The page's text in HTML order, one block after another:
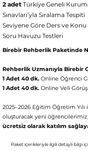
2 adet Türkiye Geneli
Sınavları’yla Sıralama Tespiti
Seviyene Göre Ders ve Konu
Soru Havuzu Testleri
Birebir Rehberlik Paketinde
Rehberlik Uzmanıyla Birebir
1 Adet 40 dk. Online Öğrenci
1 Adet 40 dk. Online Veli
2025–2026 Eğitim Öğretim Yılı
oluşturacak yeni öğrencilerimiz,
ücretsiz olarak katılım
Paket içerikleriyle ilgili detaylı bilgi